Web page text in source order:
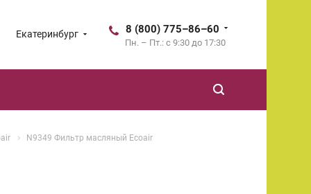
Екатеринбург 8 (800) 775–86–60
Пн. – Пт.: с 9:30 до 17:30
N9349 Фильтр масляный Ecoair